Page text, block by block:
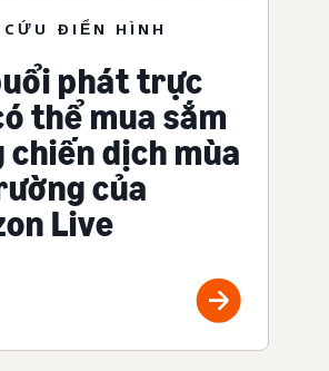
CỨU ĐIỂN HÌNH
phát trực
thể mua sắm
dịch mùa
của
Live